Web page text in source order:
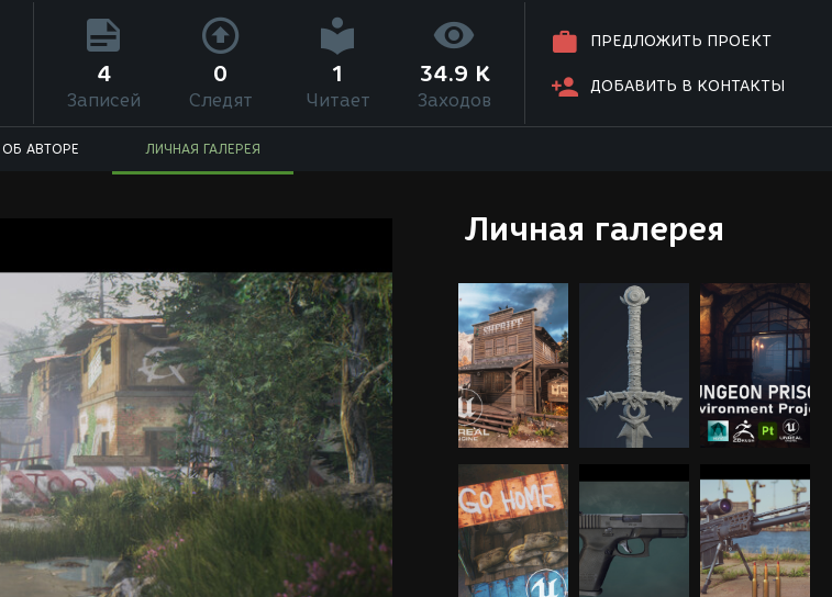
ПРЕДЛОЖИТЬ ПРОЕКТ
ДОБАВИТЬ В КОНТАКТЫ
4
Записей
0
Следят
1
Читает
34.9 K
Заходов
ОБ АВТОРЕ ЛИЧНАЯ ГАЛЕРЕЯ
Личная галерея